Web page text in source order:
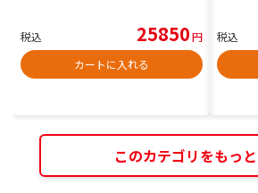
税込 25850円
カートに入れる
税込
このカテゴリをもっ